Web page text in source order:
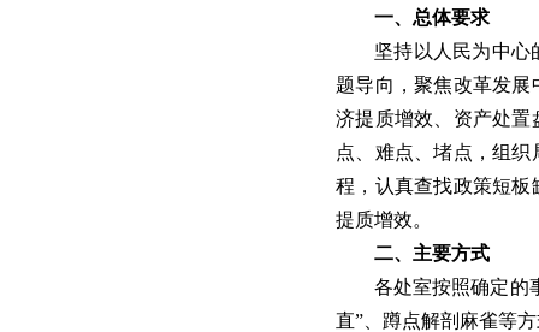
一、总体要求
坚持以人民为中心
题导向，聚焦改革发展
济提质增效、资产处置
点、难点、堵点，组
程，认真查找政策短板
提质增效。
二、主要方式
各处室按照确定的
直”、蹲点解剖麻雀等